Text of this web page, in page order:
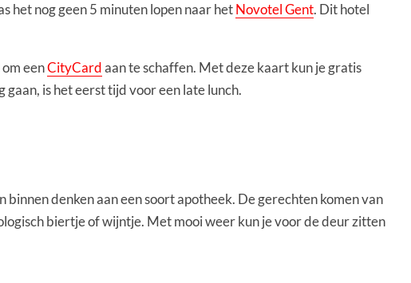
het nog geen 5 minuten lopen naar hetNovotel Gent. Dit hotel
eenCityCardaan te schaffen. Met deze kaart kun je gratis
is het eerst tijd voor een late lunch.
denken aan een soort apotheek. De gerechten komen van
biertje of wijntje. Met mooi weer kun je voor de deur zitten